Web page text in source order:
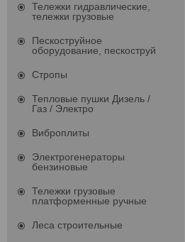
Тележки гидравлические,
тележки грузовые
Пескоструйное
оборудование, пескоструй
Стропы
Тепловые пушки Дизель /
Газ / Электро
Виброплиты
Электрогенераторы
бензиновые
Тележки грузовые
платформенные ручные
Леса строительные